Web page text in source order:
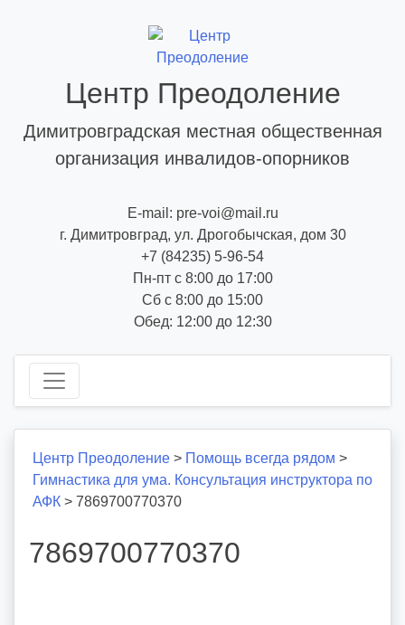
Центр Преодоление
Димитровградская местная общественная
организация инвалидов-опорников
E-mail: pre-voi@mail.ru
г. Димитровград, ул. Дрогобычская, дом 30
+7 (84235) 5-96-54
Пн-пт с 8:00 до 17:00
Сб с 8:00 до 15:00
Обед: 12:00 до 12:30
Центр Преодоление > Помощь всегда рядом >
Гимнастика для ума. Консультация инструктора по
АФК > 7869700770370
7869700770370